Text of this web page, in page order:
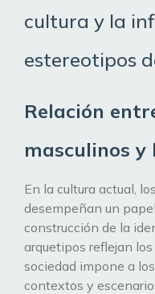
cultura y la
estereotipos
Relación
masculinos
En la cultura actual,
desempeñan un
construcción de la
arquetipos reflejan
sociedad impone a
contextos y